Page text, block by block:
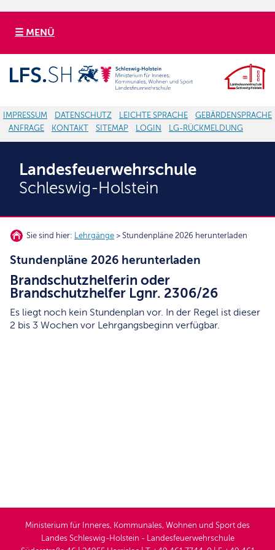
☰ MENÜ
IMPRESSUM DATENSCHUTZ LEICHTE SPRACHE
GEBÄRDENSPRACHE
ANFRAGE
KONTAKT SITEMAP LOGIN LG-RÜCKMELDUNG
Landesfeuerwehrschule
Schleswig-Holstein
Sie sind hier: Lehrgänge > Stundenpläne 2026 herunterladen
Stundenpläne 2026 herunterladen
Brandschutzhelferin oder
Brandschutzhelfer Lgnr. 2306/26
Es liegt noch kein Stundenplan vor. In der Regel ist dieser
2 bis 3 Wochen vor Lehrgangsbeginn verfügbar.
Ministerium für Inneres, Kommunales, Wohnen und Sport des
Landes Schleswig-Holstein - Landesfeuerwehrschule